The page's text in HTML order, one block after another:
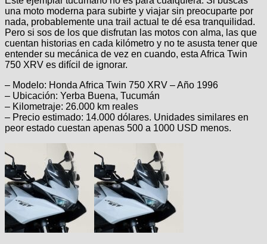
una moto moderna para subirte y viajar sin preocuparte por
nada, probablemente una trail actual te dé esa tranquilidad.
Pero si sos de los que disfrutan las motos con alma, las que
cuentan historias en cada kilómetro y no te asusta tener que
entender su mecánica de vez en cuando, esta Africa Twin
750 XRV es difícil de ignorar.
– Modelo: Honda Africa Twin 750 XRV – Año 1996
– Ubicación: Yerba Buena, Tucumán
– Kilometraje: 26.000 km reales
– Precio estimado: 14.000 dólares. Unidades similares en
peor estado cuestan apenas 500 a 1000 USD menos.